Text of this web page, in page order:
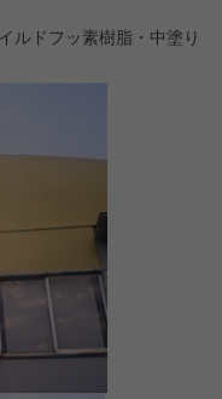
素樹脂・中塗り